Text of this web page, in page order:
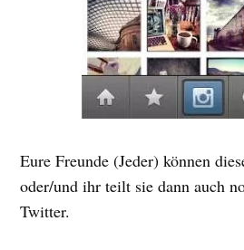
Eure Freunde (Jeder) können
oder/und ihr teilt sie dann auch
Twitter.